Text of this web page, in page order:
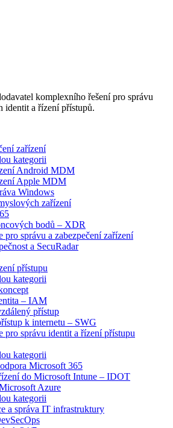
komplexního řešení pro správu
identit a řízení přístupů.
zařízení
kategorii
Android MDM
Apple MDM
Windows
zařízení
bodů – XDR
pro správu a zabezpečení zařízení
a SecuRadar
přístupu
kategorii
– IAM
přístup
k internetu – SWG
pro správu identit a řízení přístupu
kategorii
Microsoft 365
do Microsoft Intune – IDOT
Azure
kategorii
a správa IT infrastruktury